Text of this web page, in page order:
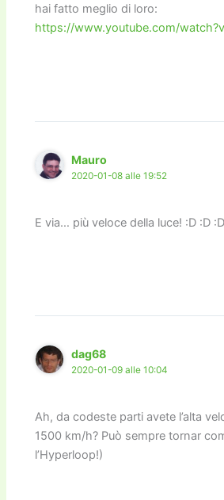
hai fatto meglio di loro:
https://www.youtube.com/
Mauro
2020-01-08 alle 19:52
E via… più veloce della luce! :D :D :D
dag68
2020-01-09 alle 10:04
Ah, da codeste parti avete l’alta
1500 km/h? Può sempre tornar
l’Hyperloop!)